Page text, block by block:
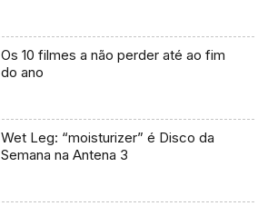
Os 10 filmes a não perder até ao fim
do ano
Wet Leg: “moisturizer” é Disco da
Semana na Antena 3